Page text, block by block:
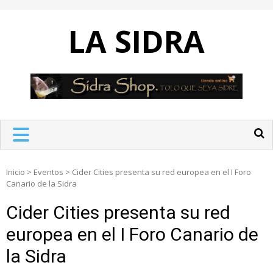
LA SIDRA
Inicio > Eventos > Cider Cities presenta su red europea en el I Foro
Canario de la Sidra
Cider Cities presenta su red
europea en el I Foro Canario de
la Sidra